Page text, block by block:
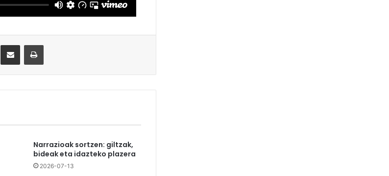
Narrazioak sortzen: giltzak,
bideak eta idazteko plazera
2026-07-13